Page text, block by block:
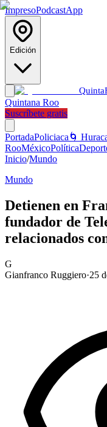
ImpresoPodcastApp
Edición
Quinta
Quintana Roo
Suscríbete gratis
PortadaPoliciaca 🌀
RooMéxicoPolítica
Inicio/Mundo
Mundo
Detienen en
fundador de
relacionados
G
Gianfranco Ruggiero·25